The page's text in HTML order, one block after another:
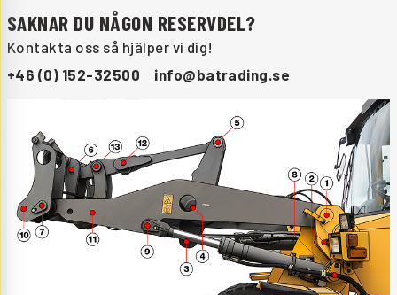
SAKNAR DU NÅGON RESERVDEL?
Kontakta oss så hjälper vi dig!
+46 (0) 152-32500
info@batrading.se